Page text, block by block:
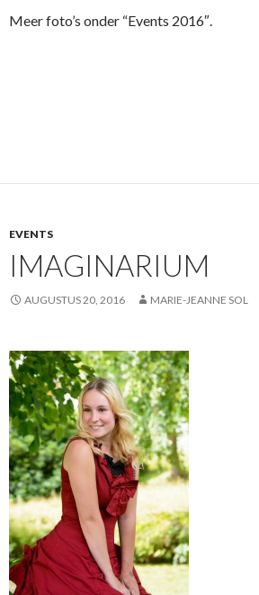
Meer foto’s onder “Events 2016″.
EVENTS
IMAGINARIUM
AUGUSTUS 20, 2016 MARIE-JEANNE SOL